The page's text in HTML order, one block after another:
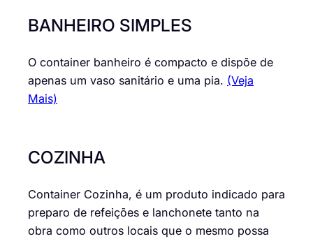
BANHEIRO SIMPLES
O container banheiro é compacto e dispõe de
apenas um vaso sanitário e uma pia. (Veja
Mais)
COZINHA
Container Cozinha, é um produto indicado para
preparo de refeições e lanchonete tanto na
obra como outros locais que o mesmo possa